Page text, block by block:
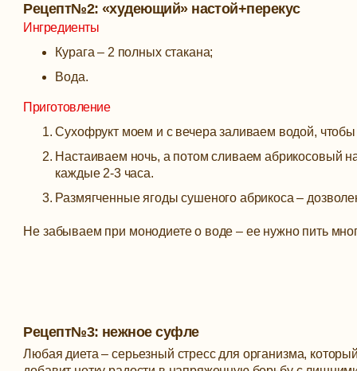
Рецепт№2: «худеющий» настой+перекус
Ингредиенты
Курага – 2 полных стакана;
Вода.
Приготовление
Сухофрукт моем и с вечера заливаем водой, чтобы
Настаиваем ночь, а потом сливаем абрикосовый
каждые 2-3 часа.
Размягченные ягоды сушеного абрикоса –
Не забываем при монодиете о воде – ее нужно пить
Рецепт№3: нежное суфле
Любая диета – серьезный стресс для организма,